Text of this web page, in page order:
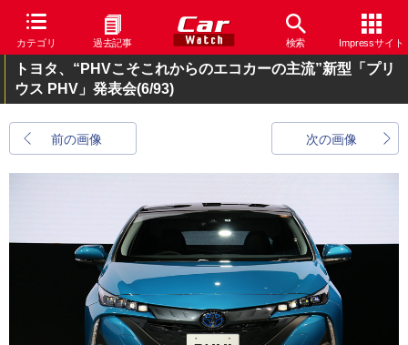
カテゴリ 過去記事 検索 Impressサイト
トヨタ、“PHVこそこれからのエコカーの主流”新型「プリ
ウス PHV」発表会(6/93)
前の画像 次の画像